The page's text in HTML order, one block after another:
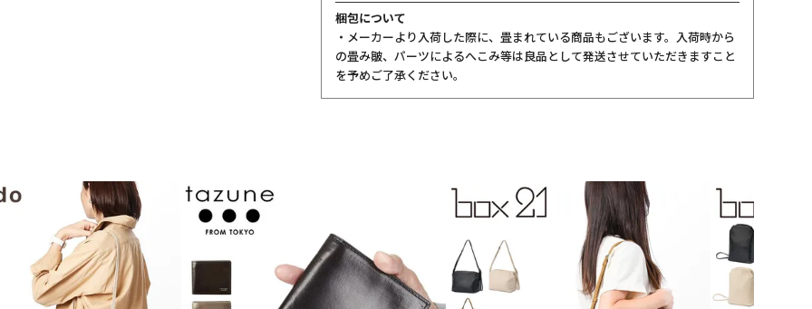
梱包について
・メーカーより入荷した際に、畳まれている商品もございます。入荷時から
の畳み皺、パーツによるへこみ等は良品として発送させていただきますこと
を予めご了承ください。